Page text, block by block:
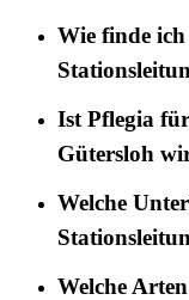
Wie finde
Ist Pflegia
Gütersloh
Welche
Welche